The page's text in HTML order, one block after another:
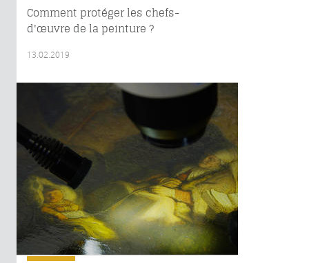
Comment protéger les chefs-
d'œuvre de la peinture ?
13.02.2019